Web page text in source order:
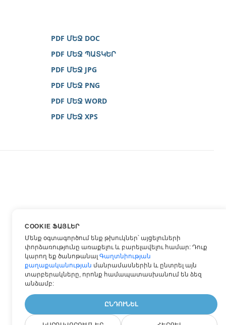
PDF ՄԵՋ DOC
PDF ՄԵՋ ՊԱՏԿԵՐ
PDF ՄԵՋ JPG
PDF ՄԵՋ PNG
PDF ՄԵՋ WORD
PDF ՄԵՋ XPS
COOKIE ՖԱՅԼԵՐ
Մենք օգտագործում ենք թխուկներ՝ այցելուների
փորձառությունը առաքելու և բարելավելու համար: Դուք
կարող եք ծանոթանալ Գաղտնիության
քաղաքականության մանրամասներին և ընտրել այն
տարբերակները, որոնք համապատասխանում են ձեզ
անձամբ:
ԸՆԴՈՒՆԵԼ